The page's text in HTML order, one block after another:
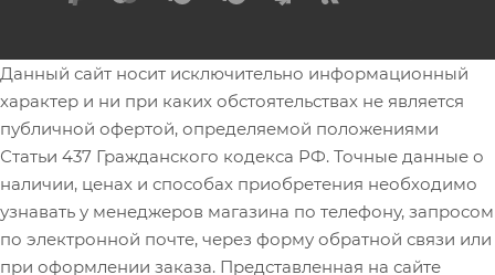
Данный сайт носит исключительно информационный
характер и ни при каких обстоятельствах не является
публичной офертой, определяемой положениями
Статьи 437 Гражданского кодекса РФ. Точные данные о
наличии, ценах и способах приобретения необходимо
узнавать у менеджеров магазина по телефону, запросом
по электронной почте, через форму обратной связи или
при оформлении заказа. Представленная на сайте